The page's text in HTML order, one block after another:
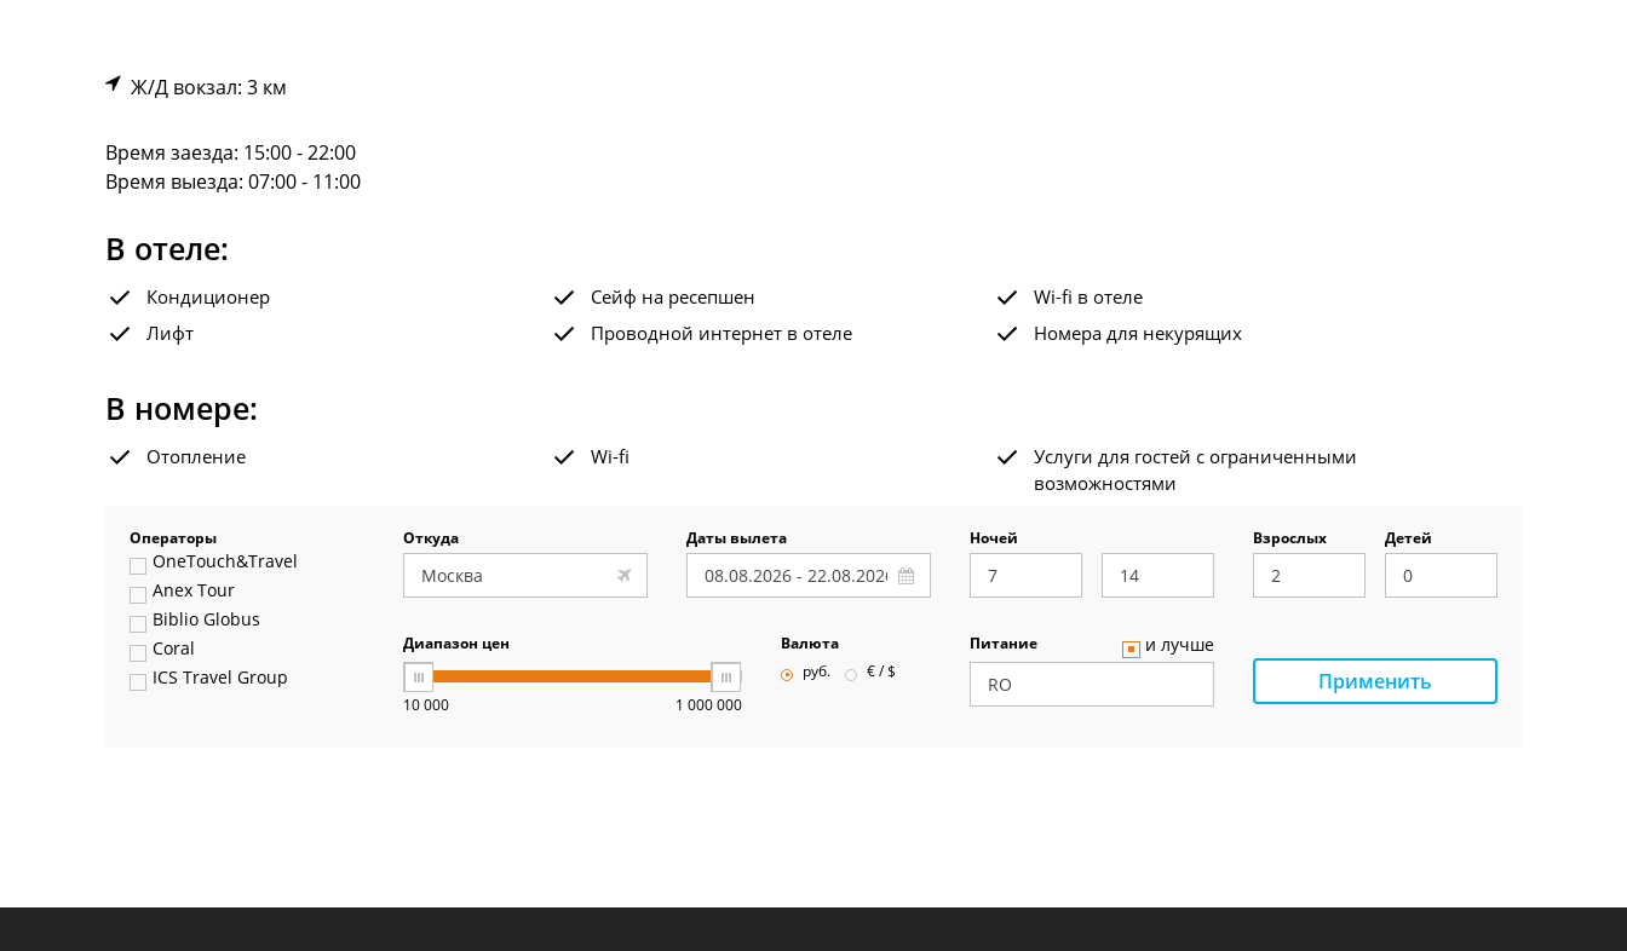
Ж/Д вокзал: 3 км
Время заезда: 15:00 - 22:00
Время выезда: 07:00 - 11:00
В отеле:
Кондиционер Сейф на ресепшен
Wi-fi в отеле
Лифт
Проводной интернет в отеле Номера для некурящих
В номере:
Отопление Wi-fi
Услуги для гостей с ограниченными
возможностями
Операторы
OneTouch&Travel
Anex Tour
Biblio Globus
Coral
ICS Travel Group
Pac Group
Откуда Даты вылета Ночей Взрослых Детей
Диапазон цен
10 000 1 000 000
Валюта
руб.
€ / $
Питание и лучше
Применить